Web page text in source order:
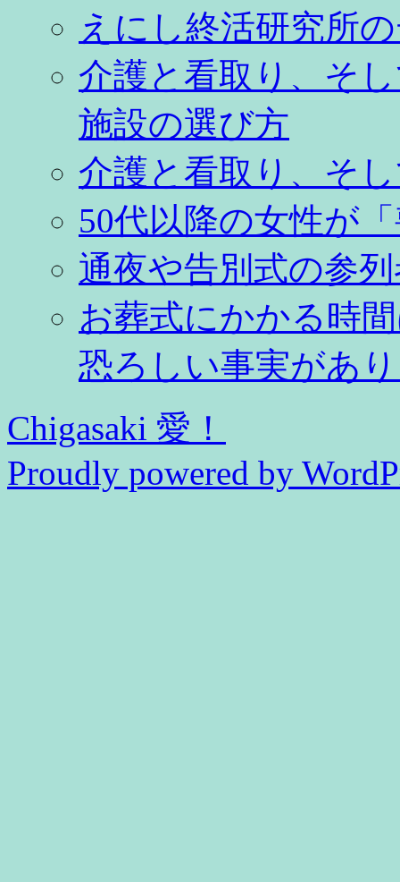
えにし終活研究所
介護と看取り、そ
施設の選び方
介護と看取り、そ
50代以降の女性が
通夜や告別式の参
お葬式にかかる時
恐ろしい事実があ
Chigasaki 愛！
Proudly powered by